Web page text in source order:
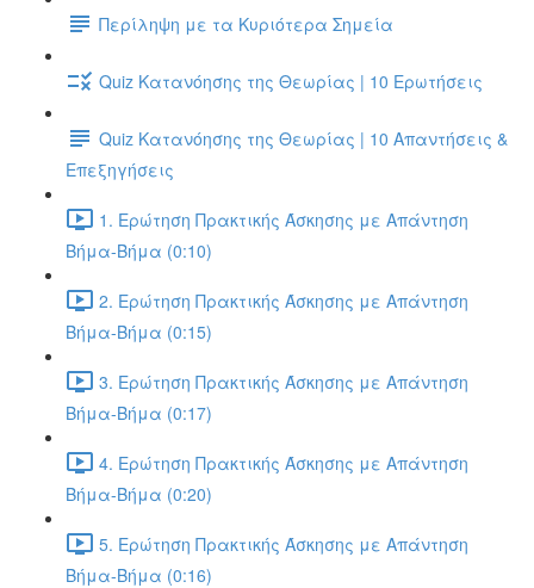
Περίληψη με τα Κυριότερα Σημεία
Quiz Κατανόησης της Θεωρίας | 10 Ερωτήσεις
Quiz Κατανόησης της Θεωρίας | 10 Απαντήσεις &
Επεξηγήσεις
1. Ερώτηση Πρακτικής Άσκησης με Απάντηση
Βήμα-Βήμα (0:10)
2. Ερώτηση Πρακτικής Άσκησης με Απάντηση
Βήμα-Βήμα (0:15)
3. Ερώτηση Πρακτικής Άσκησης με Απάντηση
Βήμα-Βήμα (0:17)
4. Ερώτηση Πρακτικής Άσκησης με Απάντηση
Βήμα-Βήμα (0:20)
5. Ερώτηση Πρακτικής Άσκησης με Απάντηση
Βήμα-Βήμα (0:16)